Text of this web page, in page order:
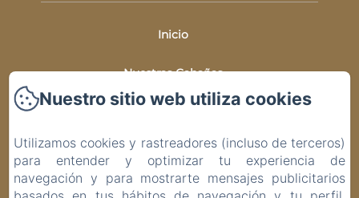
Inicio
Nuestras Cabañas
El Inicio De Un Sueño
Contacto
Nuestro sitio web utiliza cookies
Utilizamos cookies y rastreadores (incluso de terceros)
para entender y optimizar tu experiencia de
navegación y para mostrarte mensajes publicitarios